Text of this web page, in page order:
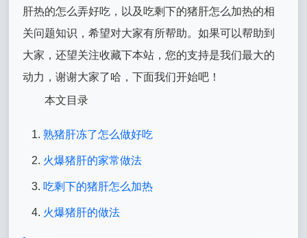
肝热的怎么弄好吃，以及吃剩下的猪肝怎么加热的相
关问题知识，希望对大家有所帮助。如果可以帮助到
大家，还望关注收藏下本站，您的支持是我们最大的
动力，谢谢大家了哈，下面我们开始吧！
本文目录
熟猪肝冻了怎么做好吃
火爆猪肝的家常做法
吃剩下的猪肝怎么加热
火爆猪肝的做法